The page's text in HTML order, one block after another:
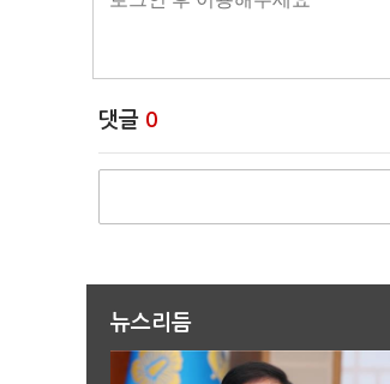
댓글 0
뉴스리듬